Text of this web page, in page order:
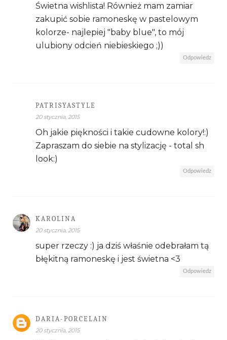
Świetna wishlista! Również mam zamiar
zakupić sobie ramoneskę w pastelowym
kolorze- najlepiej "baby blue", to mój
ulubiony odcień niebieskiego ;))
Odpowiedz
PATRISYASTYLE
20 stycznia, 2015
Oh jakie piękności i takie cudowne kolory!:)
Zapraszam do siebie na stylizację - total sh
look:)
Odpowiedz
KAROLINA
20 stycznia, 2015
super rzeczy :) ja dziś właśnie odebrałam tą
błękitną ramoneskę i jest świetna <3
Odpowiedz
DARIA-PORCELAIN
20 stycznia, 2015